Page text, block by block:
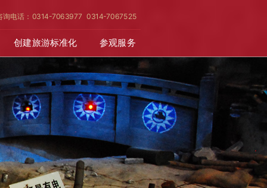
创建旅游标准化 参观服务
询电话：0314-7063977 0314-7067525